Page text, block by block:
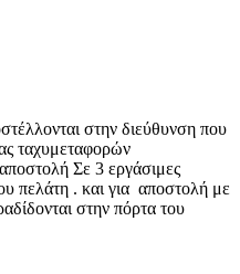
στην διεύθυνση που
ταχυμεταφορών
Σε 3 εργάσιμες
πελάτη . και για αποστολή με
στην πόρτα του